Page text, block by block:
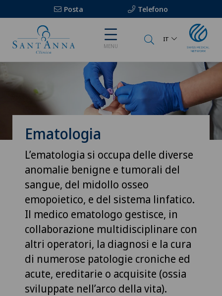
Posta Telefono
MENU
IT
Ematologia
L’ematologia si occupa delle diverse
anomalie benigne e tumorali del
sangue, del midollo osseo
emopoietico, e del sistema linfatico.
Il medico ematologo gestisce, in
collaborazione multidisciplinare con
altri operatori, la diagnosi e la cura
di numerose patologie croniche ed
acute, ereditarie o acquisite (ossia
sviluppate nell’arco della vita).